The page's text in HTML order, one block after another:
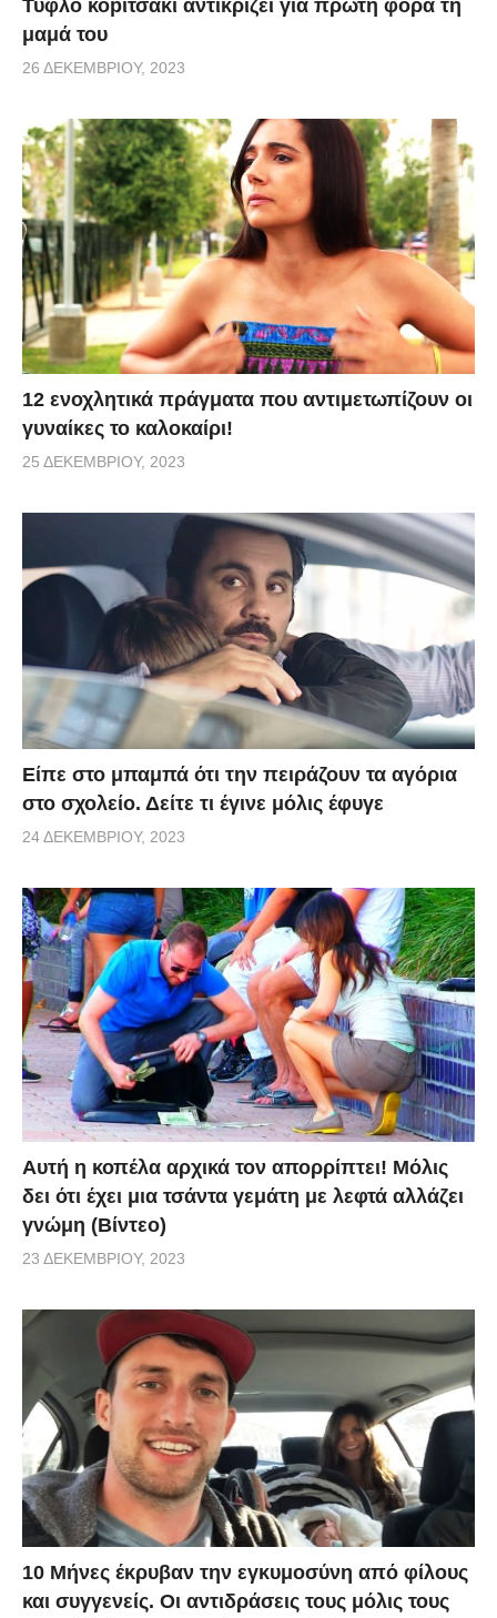
Τυφλό κοpιτσάκι αντικρίζει για πρώτη φορά τη
μαμά του
26 ΔΕΚΕΜΒΡΊΟΥ, 2023
12 ενοχλητικά πράγματα που αντιμετωπίζουν οι
γυναίκες το καλοκαίρι!
25 ΔΕΚΕΜΒΡΊΟΥ, 2023
Είπε στο μπαμπά ότι την πειράζουν τα αγόρια
στο σχολείο. Δείτε τι έγινε μόλις έφυγε
24 ΔΕΚΕΜΒΡΊΟΥ, 2023
Αυτή η κοπέλα αρχικά τον απορρίπτει! Μόλις
δει ότι έχει μια τσάντα γεμάτη με λεφτά αλλάζει
γνώμη (Βίντεο)
23 ΔΕΚΕΜΒΡΊΟΥ, 2023
10 Μήνες έκρυβαν την εγκυμοσύνη από φίλους
και συγγενείς. Οι αντιδράσεις τους μόλις τους